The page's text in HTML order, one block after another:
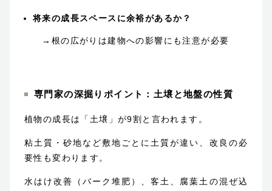
将来の成長スペースに余裕があるか？
→根の広がりは建物への影響にも注意が必要
専門家の深掘りポイント：土壌と地盤の性質
植物の成長は「土壌」が9割と言われます。
粘土質・砂地など敷地ごとに土質が違い、改良の必
要性も変わります。
水はけ改善（バーク堆肥）、客土、腐葉土の混ぜ込